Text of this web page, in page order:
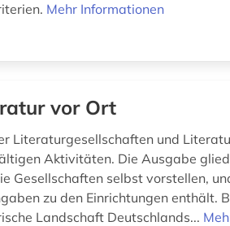
Mehr Informationen
vor Ort
Literaturgesellschaften und
Aktivitäten. Die Ausgabe
Gesellschaften selbst vorstellen,
zu den Einrichtungen enthält.
Landschaft Deutschlands...